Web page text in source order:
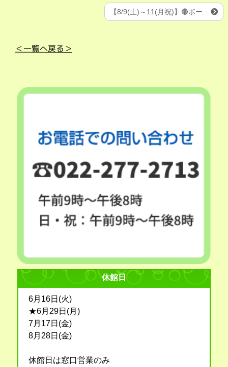
【8/9(土)～11(月祝)】🔴ボー...
＜一覧へ戻る＞
休館日
6月16日(火)
★6月29日(月)
7月17日(金)
8月28日(金)
休館日は窓口営業のみ